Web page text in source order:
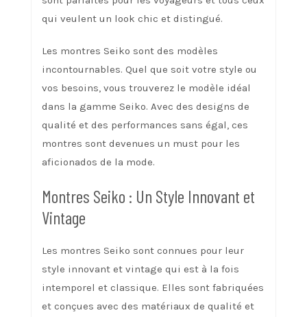
qui veulent un look chic et distingué.
Les montres Seiko sont des modèles
incontournables. Quel que soit votre style ou
vos besoins, vous trouverez le modèle idéal
dans la gamme Seiko. Avec des designs de
qualité et des performances sans égal, ces
montres sont devenues un must pour les
aficionados de la mode.
Montres Seiko : Un Style Innovant et
Vintage
Les montres Seiko sont connues pour leur
style innovant et vintage qui est à la fois
intemporel et classique. Elles sont fabriquées
et conçues avec des matériaux de qualité et